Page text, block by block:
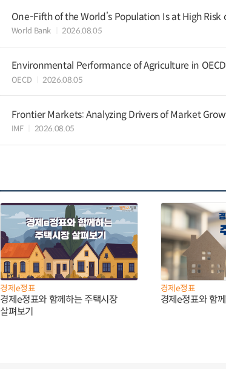
One-Fifth of the World’s Population Is at High
World Bank 2026.08.05
Environmental Performance of Agriculture in
OECD 2026.08.05
Frontier Markets: Analyzing Drivers of Market
IMF 2026.08.05
경제e정표
경제e정표와 함께하는 주택시장
살펴보기
경제e정표
경제e정표와 함